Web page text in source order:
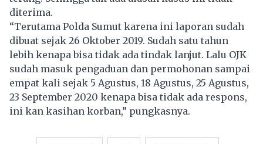
diterima.
“Terutama Polda Sumut karena ini laporan sudah
dibuat sejak 26 Oktober 2019. Sudah satu tahun
lebih kenapa bisa tidak ada tindak lanjut. Lalu OJK
sudah masuk pengaduan dan permohonan sampai
empat kali sejak 5 Agustus, 18 Agustus, 25 Agustus,
23 September 2020 kenapa bisa tidak ada respons,
ini kan kasihan korban,” pungkasnya.